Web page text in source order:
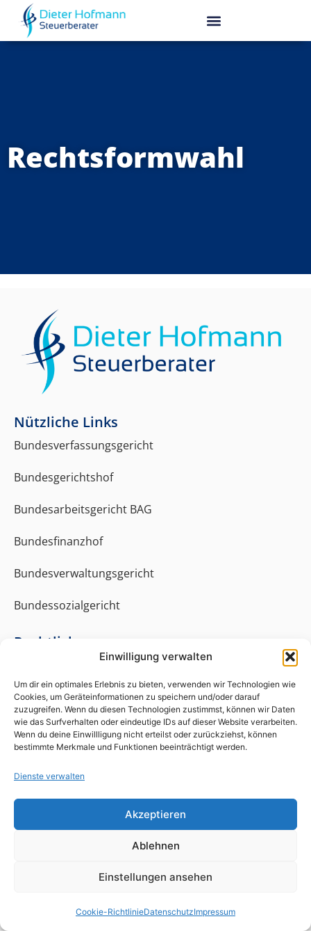
Einwilligung verwalten
Um dir ein optimales Erlebnis zu bieten, verwenden wir Technologien wie
Cookies, um Geräteinformationen zu speichern und/oder darauf
zuzugreifen. Wenn du diesen Technologien zustimmst, können wir Daten
wie das Surfverhalten oder eindeutige IDs auf dieser Website verarbeiten.
Wenn du deine Einwillligung nicht erteilst oder zurückziehst, können
bestimmte Merkmale und Funktionen beeinträchtigt werden.
Dienste verwalten
Akzeptieren
Ablehnen
Einstellungen ansehen
Cookie-RichtlinieDatenschutzImpressum
Rechtsformwahl
Nützliche Links
Bundesverfassungsgericht
Bundesgerichtshof
Bundesarbeitsgericht BAG
Bundesfinanzhof
Bundesverwaltungsgericht
Bundessozialgericht
Rechtliches
Kontakt
Impressum
Leistungen
Neustadt an der Weinstraße